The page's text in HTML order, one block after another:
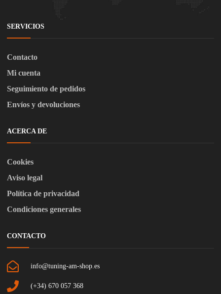
SERVICIOS
Contacto
Mi cuenta
Seguimiento de pedidos
Envíos y devoluciones
ACERCA DE
Cookies
Aviso legal
Política de privacidad
Condiciones generales
CONTACTO
info@tuning-am-shop.es
(+34) 670 057 368